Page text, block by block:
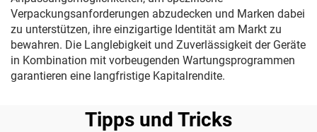
Verpackungsanforderungen abzudecken und Marken dabei
zu unterstützen, ihre einzigartige Identität am Markt zu
bewahren. Die Langlebigkeit und Zuverlässigkeit der Geräte
in Kombination mit vorbeugenden Wartungsprogrammen
garantieren eine langfristige Kapitalrendite.
Tipps und Tricks